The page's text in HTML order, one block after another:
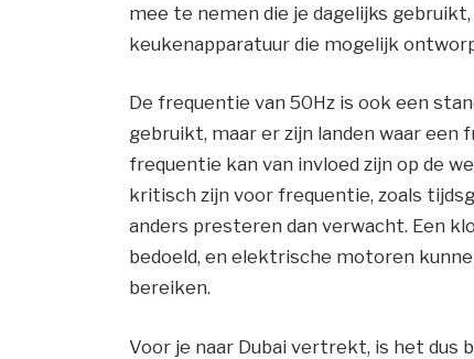
mee te nemen die je dagelijks
keukenapparatuur die mogelijk
De frequentie van 50Hz is ook een
gebruikt, maar er zijn landen waar een
frequentie kan van invloed zijn op de
kritisch zijn voor frequentie, zoals
anders presteren dan verwacht. Een
bedoeld, en elektrische motoren
bereiken.
Voor je naar Dubai vertrekt, is het dus